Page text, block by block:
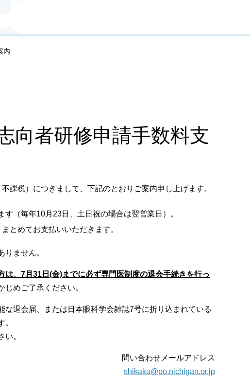
内
向者研修申請手数料支
課税）につきまして、下記のとおりご案内申し上げます。
（毎年10月23日、土日祝の場合は翌営業日）。
とめてお支払いいただきます。
ません。
、7月31日(金)までに必ず専門医制度の退会手続きを行っ
めご了承ください。
な退会届、または日本眼科学会雑誌7号に折り込まれている
。
問い合わせメールアドレス
shikaku@po.nichigan.or.jp